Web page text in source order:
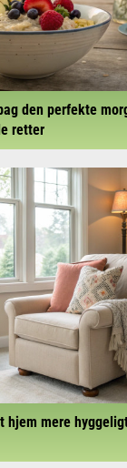
den perfekte
retter
hjem mere